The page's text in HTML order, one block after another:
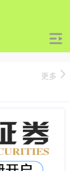
更多